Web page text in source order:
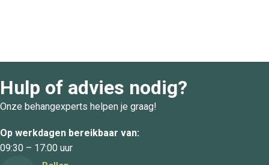
Hulp of advies nodig?
Onze behangexperts helpen je graag!
Op werkdagen bereikbaar van:
09:30 – 17:00 uur